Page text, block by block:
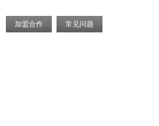
加盟合作 常见问题